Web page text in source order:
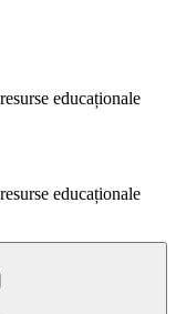
educaționale
educaționale